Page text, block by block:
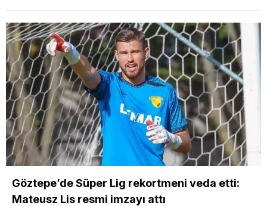
Göztepe’de Süper Lig rekortmeni veda etti:
Mateusz Lis resmi imzayı attı